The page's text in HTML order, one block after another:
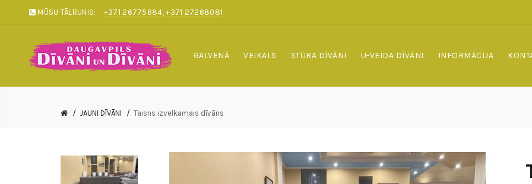
MŪSU TĀLRUNIS: +371 26775684, +371 27268081
GALVENĀ VEIKALS STŪRA DĪVĀNI U-VEIDA DĪVĀNI INFORMĀCIJA
JAUNI DĪVĀNI Taisns izvelkamais dīvāns